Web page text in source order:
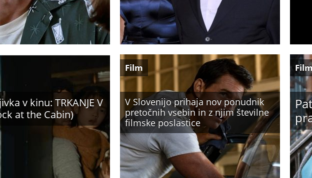
v kinu: TRKANJE V
at the Cabin)
V Slovenijo prihaja nov ponudnik
pretočnih vsebin in z njim številne
filmske poslastice
Film